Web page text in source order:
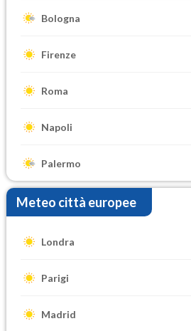
Bologna
Firenze
Roma
Napoli
Palermo
Meteo città europee
Londra
Parigi
Madrid